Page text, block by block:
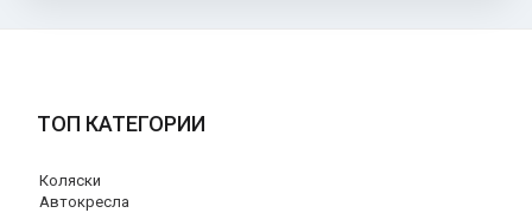
ТОП КАТЕГОРИИ
Коляски
Автокресла